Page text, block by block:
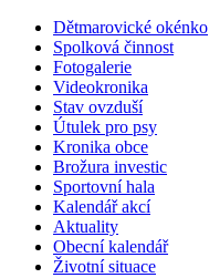
Dětmarovické okénko
Spolková činnost
Fotogalerie
Videokronika
Stav ovzduší
Útulek pro psy
Kronika obce
Brožura investic
Sportovní hala
Kalendář akcí
Aktuality
Obecní kalendář
Životní situace